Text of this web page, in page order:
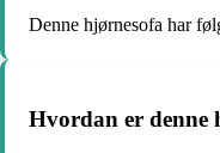
Denne hjørnesofa har
Hvordan er denne